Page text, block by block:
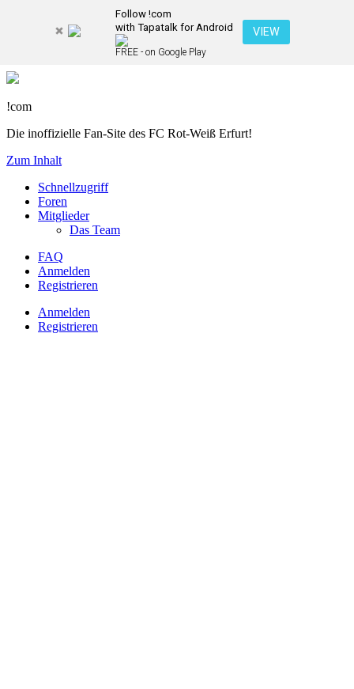
Follow !com
with Tapatalk for Android
FREE - on Google Play
VIEW
!com
Die inoffizielle Fan-Site des FC Rot-Weiß Erfurt!
Zum Inhalt
Schnellzugriff
Foren
Mitglieder
Das Team
FAQ
Anmelden
Registrieren
Anmelden
Registrieren